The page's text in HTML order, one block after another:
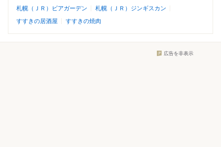
札幌（ＪＲ）ビアガーデン
札幌（ＪＲ）ジンギスカン
すすきの居酒屋
すすきの焼肉
広告を非表示